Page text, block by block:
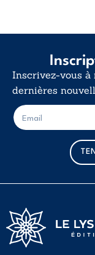
Inscrivez-vous à
dernières
E
-
m